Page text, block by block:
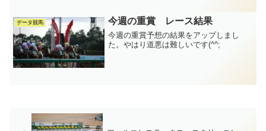
データ競馬 今週の重賞 レース結果
今週の重賞予想の結果をアップしまし
た。やはり道悪は難しいです(^^;